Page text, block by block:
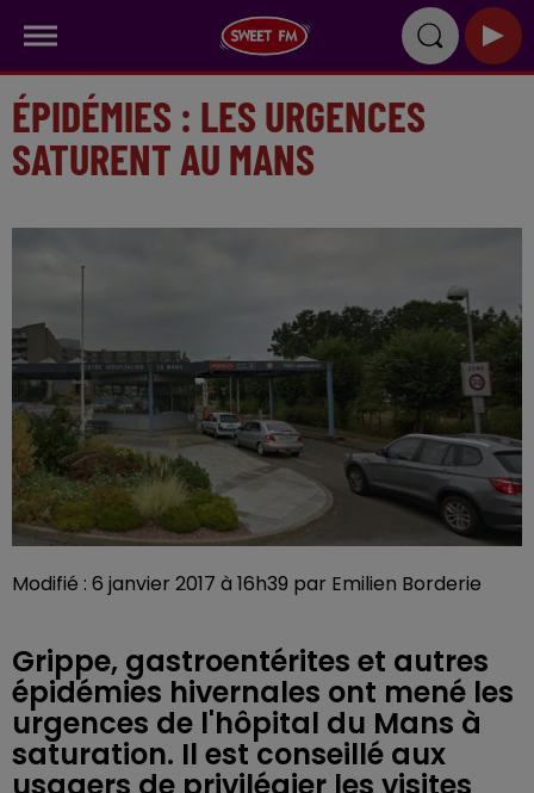
ÉPIDÉMIES : LES URGENCES
SATURENT AU MANS
Modifié : 6 janvier 2017 à 16h39 par Emilien Borderie
Grippe, gastroentérites et autres
épidémies hivernales ont mené les
urgences de l'hôpital du Mans à
saturation. Il est conseillé aux
usagers de privilégier les visites